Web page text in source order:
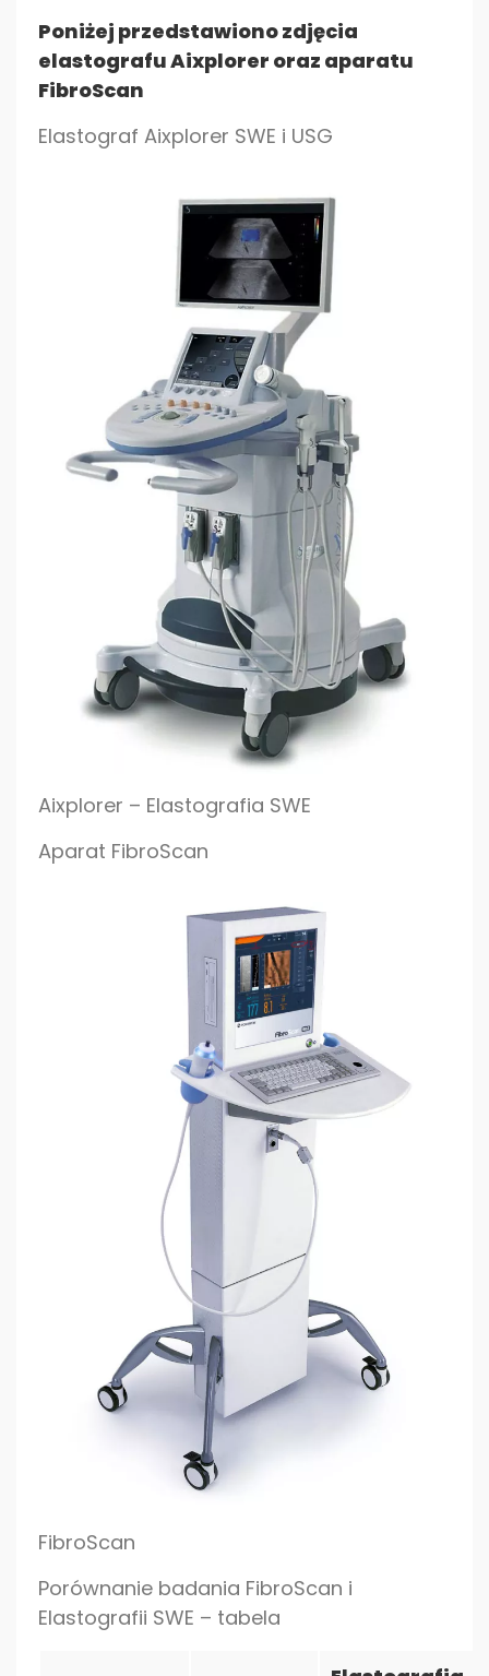
Poniżej przedstawiono zdjęcia
elastografu Aixplorer oraz aparatu
FibroScan
Elastograf Aixplorer SWE i USG
Aixplorer – Elastografia SWE
Aparat FibroScan
FibroScan
Porównanie badania FibroScan i
Elastografii SWE – tabela